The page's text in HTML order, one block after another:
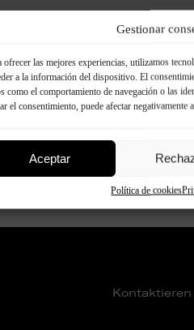
Gestionar
ofrecer las mejores experiencias, utilizamos
a la información del dispositivo. El
como el comportamiento de navegación o las
el consentimiento, puede afectar negativamente
Aceptar
Política de cookies
Platten
Kontaktieren